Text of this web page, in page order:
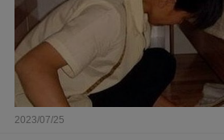
2023/07/25